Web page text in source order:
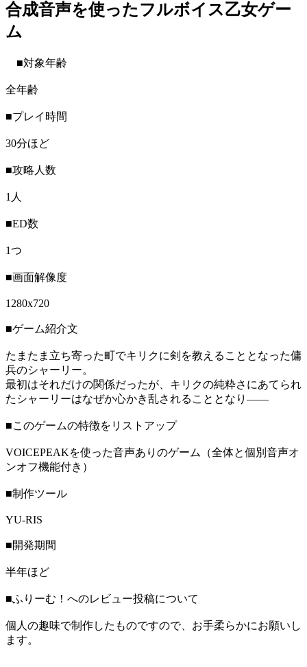
合成音声を使ったフルボイス乙女ゲー
ム
■対象年齢
全年齢
■プレイ時間
30分ほど
■攻略人数
1人
■ED数
1つ
■画面解像度
1280x720
■ゲーム紹介文
たまたま立ち寄った町でキリクに剣を教えることとなった傭
兵のシャーリー。
最初はそれだけの関係だったが、キリクの純粋さにあてられ
たシャーリーはなぜか心かき乱されることとなり――
■このゲームの特徴をリストアップ
VOICEPEAKを使った音声ありのゲーム（全体と個別音声オ
ンオフ機能付き）
■制作ツール
YU-RIS
■開発期間
半年ほど
■ふりーむ！へのレビュー投稿について
個人の趣味で制作したものですので、お手柔らかにお願いし
ます。